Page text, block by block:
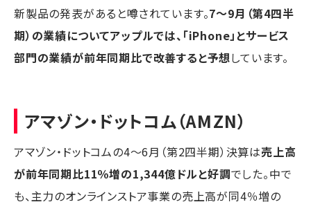
新製品の発表があると噂されています。7～9月（第4四半
期）の業績についてアップルでは、「iPhone」とサービス
部門の業績が前年同期比で改善すると予想しています。
アマゾン・ドットコム（AMZN）
アマゾン・ドットコムの4～6月（第2四半期）決算は売上高
が前年同期比11％増の1,344億ドルと好調でした。中で
も、主力のオンラインストア事業の売上高が同4％増の